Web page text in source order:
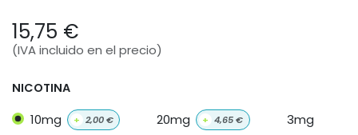
15,75 €
(IVA incluido en el precio)
NICOTINA
10mg + 2,00€ 20mg + 4,65€ 3mg